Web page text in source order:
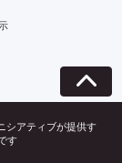
シアティブが提供す
す